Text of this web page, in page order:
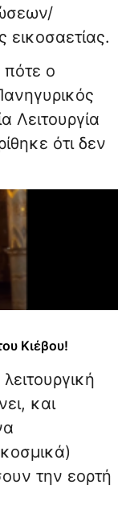
ο
Λειτουργία
ότι δεν
Κιέβου!
και
την εορτή